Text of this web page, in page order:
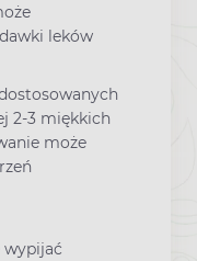
leków
2-3 miękkich
może
wypijać